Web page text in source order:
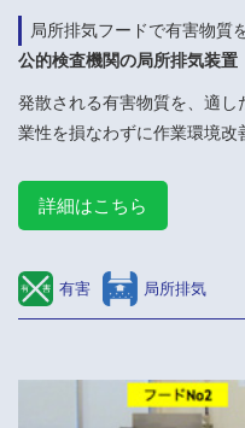
局所排気フードで有害物質
公的検査機関の局所排気装置
発散される有害物質を、適
業性を損なわずに作業環境改
詳細はこちら
有害 局所排気